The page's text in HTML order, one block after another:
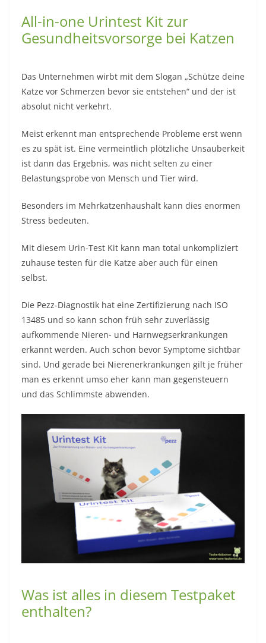
All-in-one Urintest Kit zur
Gesundheitsvorsorge bei Katzen
Das Unternehmen wirbt mit dem Slogan „Schütze deine
Katze vor Schmerzen bevor sie entstehen“ und der ist
absolut nicht verkehrt.
Meist erkennt man entsprechende Probleme erst wenn
es zu spät ist. Eine vermeintlich plötzliche Unsauberkeit
ist dann das Ergebnis, was nicht selten zu einer
Belastungsprobe von Mensch und Tier wird.
Besonders im Mehrkatzenhaushalt kann dies enormen
Stress bedeuten.
Mit diesem Urin-Test Kit kann man total unkompliziert
zuhause testen für die Katze aber auch für einen
selbst.
Die Pezz-Diagnostik hat eine Zertifizierung nach ISO
13485 und so kann schon früh sehr zuverlässig
aufkommende Nieren- und Harnwegserkrankungen
erkannt werden. Auch schon bevor Symptome sichtbar
sind. Und gerade bei Nierenerkrankungen gilt je früher
man es erkennt umso eher kann man gegensteuern
und das Schlimmste abwenden.
Was ist alles in diesem Testpaket
enthalten?